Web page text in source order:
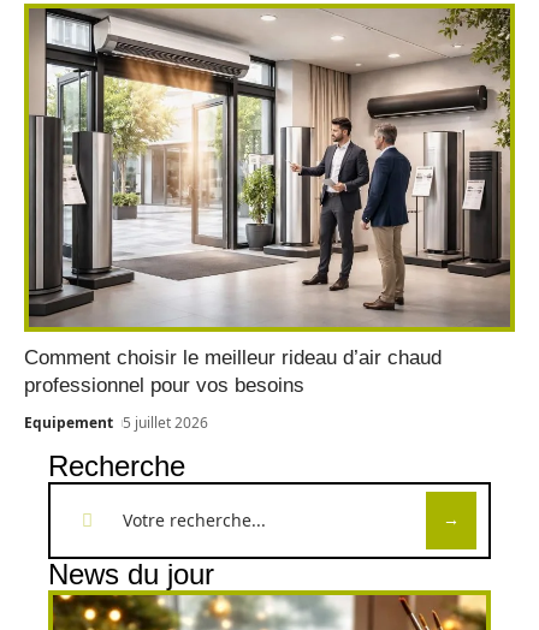
Comment choisir le meilleur rideau d’air chaud
professionnel pour vos besoins
Equipement 5 juillet 2026
Recherche
News du jour